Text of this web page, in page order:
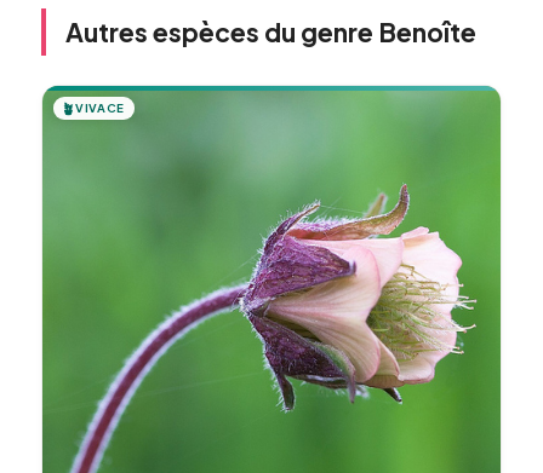
Autres espèces du genre Benoîte
🪴VIVACE